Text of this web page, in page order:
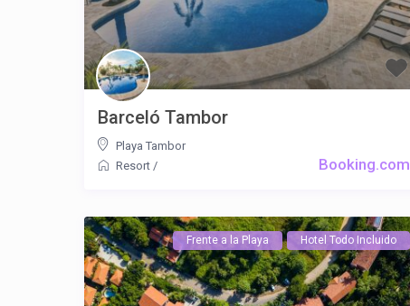
Booking.com
Barceló Tambor
Playa Tambor
Resort/
Frente a la Playa Hotel Todo Incluido